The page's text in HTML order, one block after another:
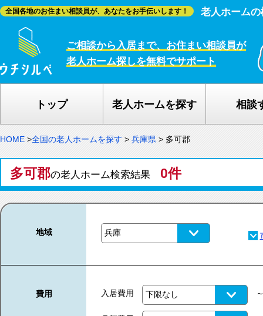
全国各地のお住まい相談員が、あなたをお手伝いします！ 老人ホーム
ご相談から入居まで、お住まい相談員が
老人ホーム探しを無料でサポート
トップ 老人ホームを探す 相談
HOME >全国の老人ホームを探す > 兵庫県 > 多可郡
多可郡の老人ホーム検索結果 0件
地域
費用 入居費用